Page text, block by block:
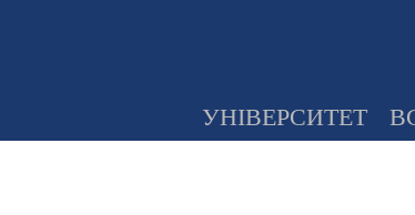
УНІВЕРСИТЕТ